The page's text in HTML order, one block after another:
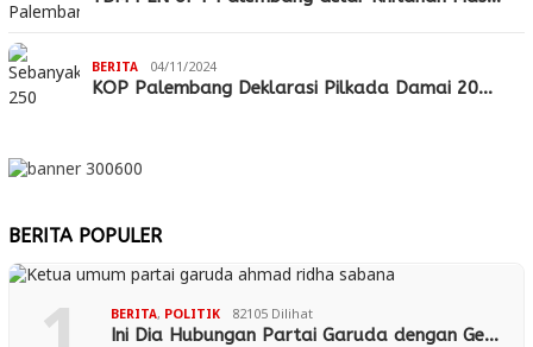
BERITA 04/11/2024
KOP Palembang Deklarasi Pilkada Damai 20…
BERITA POPULER
BERITA, POLITIK 82105 Dilihat
Ini Dia Hubungan Partai Garuda dengan Ge…